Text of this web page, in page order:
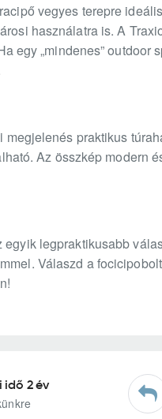
vegyes terepre
használatra is. A
egy „mindenes”
praktikus
Az összkép modern
legpraktikusabb
Válaszd a
idő 2 év